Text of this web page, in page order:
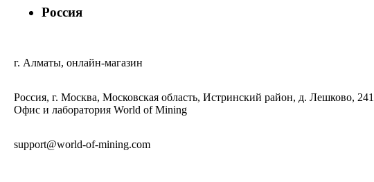
Россия
г. Алматы, онлайн-магазин
Россия, г. Москва, Московская область, Истринский район, д. Лешково, 241
Офис и лаборатория World of Mining
support@world-of-mining.com